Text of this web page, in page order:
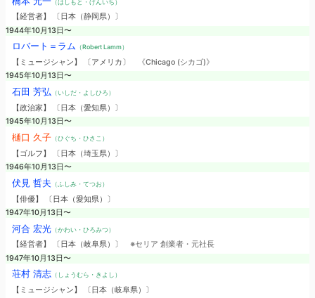
【経営者】 〔日本（静岡県）〕
1944年10月13日〜
ロバート＝ラム （Robert Lamm）
【ミュージシャン】 〔アメリカ〕
《Chicago (シカゴ)》
1945年10月13日〜
石田 芳弘 （いしだ・よしひろ）
【政治家】 〔日本（愛知県）〕
1945年10月13日〜
樋口 久子（ひぐち・ひさこ）
【ゴルフ】 〔日本（埼玉県）〕
1946年10月13日〜
伏見 哲夫 （ふしみ・てつお）
【俳優】 〔日本（愛知県）〕
1947年10月13日〜
河合 宏光（かわい・ひろみつ）
【経営者】 〔日本（岐阜県）〕 ※セリア 創業者・元社長
1947年10月13日〜
荘村 清志（しょうむら・きよし）
【ミュージシャン】 〔日本（岐阜県）〕